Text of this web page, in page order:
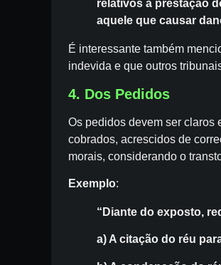
relativos à prestação
aquele que causar
É interessante também
indevida e que outros
4. Dos Pedidos
Os pedidos devem ser claros
cobrados, acrescidos de
morais, considerando o
Exemplo:
“Diante do exposto,
a) A citação do réu